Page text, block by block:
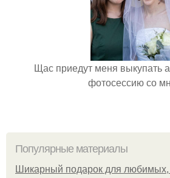
Щас приедут меня выкупать
фотосессию со
Популярные материалы
Шикарный подарок для любимых,